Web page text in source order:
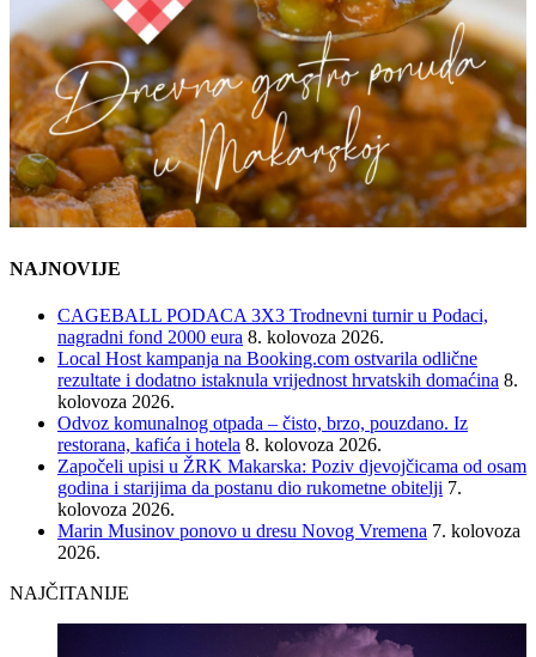
NAJNOVIJE
CAGEBALL PODACA 3X3 Trodnevni turnir u Podaci,
nagradni fond 2000 eura 8. kolovoza 2026.
Local Host kampanja na Booking.com ostvarila odlične
rezultate i dodatno istaknula vrijednost hrvatskih domaćina 8.
kolovoza 2026.
Odvoz komunalnog otpada – čisto, brzo, pouzdano. Iz
restorana, kafića i hotela 8. kolovoza 2026.
Započeli upisi u ŽRK Makarska: Poziv djevojčicama od osam
godina i starijima da postanu dio rukometne obitelji 7.
kolovoza 2026.
Marin Musinov ponovo u dresu Novog Vremena 7. kolovoza
2026.
NAJČITANIJE